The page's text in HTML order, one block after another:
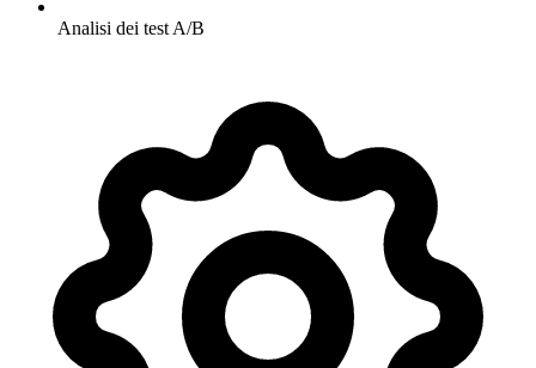
Analisi dei test A/B